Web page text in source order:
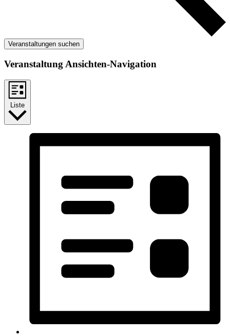
Veranstaltungen suchen
Veranstaltung Ansichten-Navigation
Liste